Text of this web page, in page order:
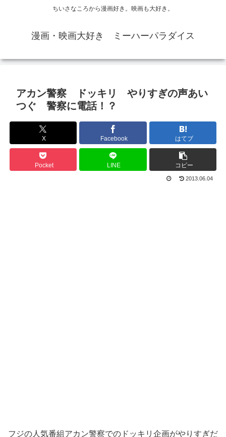
ちいさなころから漫画好き。映画も大好き。
漫画・映画大好き ミーハーパラダイス
アカン警察 ドッキリ やりすぎの声あい
つぐ 警察に電話！？
X Facebook はてブ
Pocket LINE コピー
2013.06.04
フジの人気番組アカン警察でのドッキリ企画がやりすぎだ